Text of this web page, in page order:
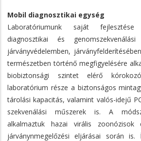
Mobil diagnosztikai egység
Laboratóriumunk saját
diagnosztikai és
járványvédelemben,
természetben történő megfigyelésére
biobiztonsági szintet elérő
laboratórium része a biztonságos
tárolási kapacitás, valamint valós-idejű
szekvenálási műszerek is. A
alkalmaztuk hazai virális
járványnmegelőzési eljárásai során